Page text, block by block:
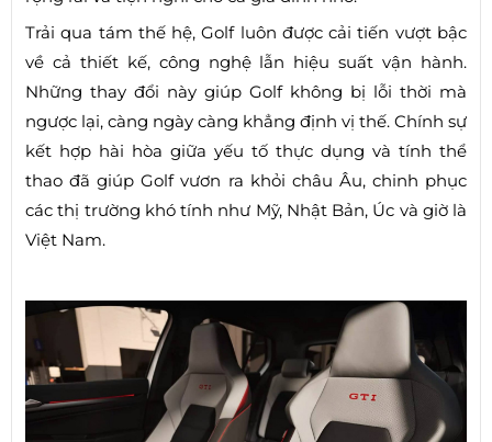
Trải qua tám thế hệ, Golf luôn được cải tiến vượt bậc
về cả thiết kế, công nghệ lẫn hiệu suất vận hành.
Những thay đổi này giúp Golf không bị lỗi thời mà
ngược lại, càng ngày càng khẳng định vị thế. Chính sự
kết hợp hài hòa giữa yếu tố thực dụng và tính thể
thao đã giúp Golf vươn ra khỏi châu Âu, chinh phục
các thị trường khó tính như Mỹ, Nhật Bản, Úc và giờ là
Việt Nam.